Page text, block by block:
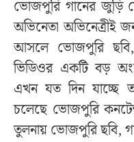
ভোজপুরি গানের জুড়ি
অভিনেতা অভিনেত্রীই
আসলে ভোজপুরি
ভিডিওর একটি বড়
এখন যত দিন যাচ্ছে
চলেছে ভোজপুরি
তুলনায় ভোজপুরি ছবি,